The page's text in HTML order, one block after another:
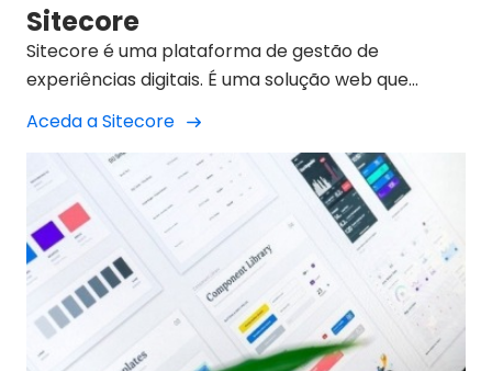
Sitecore
Sitecore é uma plataforma de gestão de
experiências digitais. É uma solução web que
combina a função de um sistema de gestão de
a estratégia de marketing digital da empresa.
Aceda a Sitecore